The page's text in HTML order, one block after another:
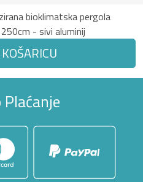
bioklimatska pergola
- sivi aluminij